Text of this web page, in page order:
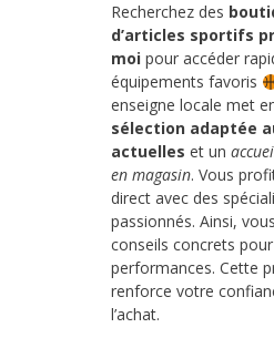
Recherchez des
d’articles sportifs
moi pour accéder
équipements favoris
enseigne locale met
sélection adaptée
actuelles et un
en magasin. Vous
direct avec des
passionnés. Ainsi,
conseils concrets
performances. Cette
renforce votre
l’achat.